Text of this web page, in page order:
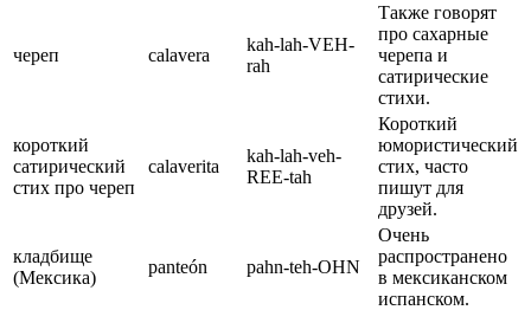
череп calavera
kah-lah-VEH-
rah
Также говорят
про сахарные
черепа и
сатирические
стихи.
короткий
сатирический
стих про череп
calaverita
kah-lah-veh-
REE-tah
Короткий
юмористический
стих, часто
пишут для
друзей.
кладбище
(Мексика)
panteón pahn-teh-OHN
Очень
распространено
в мексиканском
испанском.